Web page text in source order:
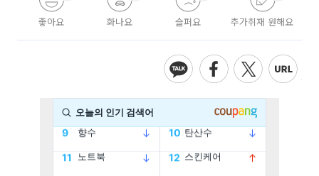
좋아요 화나요 슬퍼요 추가취재 원해요